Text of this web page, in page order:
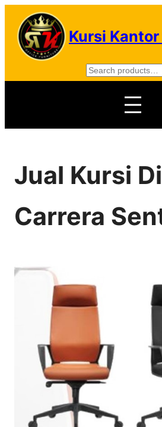
Skip
content
Kursi
S
e
c
Jual Kursi
Carrera